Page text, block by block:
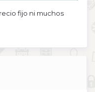
fijo ni muchos